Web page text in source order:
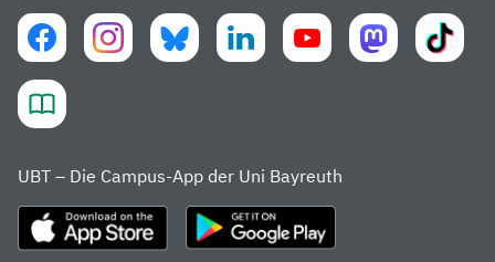
UBT – Die Campus-App der Uni Bayreuth